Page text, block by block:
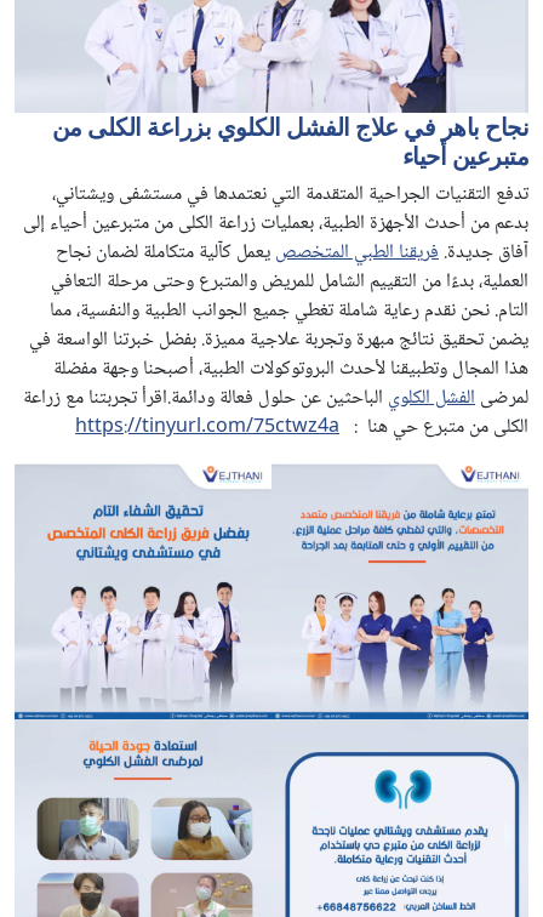
نجاح باهر في علاج الفشل الكلوي بزراعة الكلى من
متبرعين أحياء
تدفع التقنيات الجراحية المتقدمة التي نعتمدها في مستشفى ويشتاني،
بدعم من أحدث الأجهزة الطبية، بعمليات زراعة الكلى من متبرعين أحياء إلى
آفاق جديدة.فريقنا الطبي المتخصصيعمل كآلية متكاملة لضمان نجاح
العملية، بدءًا من التقييم الشامل للمريض والمتبرع وحتى مرحلة التعافي
التام. نحن نقدم رعاية شاملة تغطي جميع الجوانب الطبية والنفسية، مما
يضمن تحقيق نتائج مبهرة وتجربة علاجية مميزة. بفضل خبرتنا الواسعة في
هذا المجال وتطبيقنا لأحدث البروتوكولات الطبية، أصبحنا وجهة مفضلة
لمرضىالفشل الكلوي الباحثين عن حلول فعالة ودائمة.اقرأ تجربتنا مع زراعة
الكلى من متبرع حي هنا : https://tinyurl.com/75ctwz4a